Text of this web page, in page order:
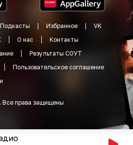
Подкасты Избранное
VK
О нас
Контакты
Результаты СОУТ
Пользовательское соглашение
. Все права защищены